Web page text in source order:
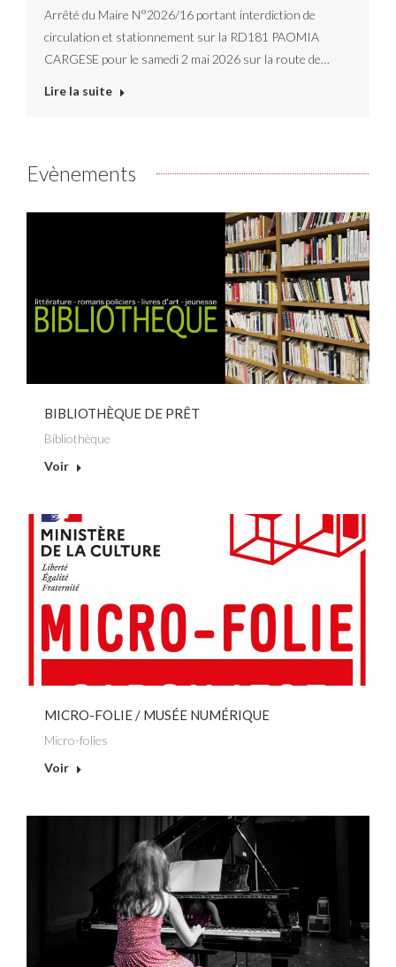
Arrêté du Maire N°2026/16 portant interdiction de
circulation et stationnement sur la RD181 PAOMIA
CARGESE pour le samedi 2 mai 2026 sur la route de…
Lire la suite
Evènements
BIBLIOTHÈQUE DE PRÊT
Bibliothèque
Voir
MICRO-FOLIE / MUSÉE NUMÉRIQUE
Micro-folies
Voir